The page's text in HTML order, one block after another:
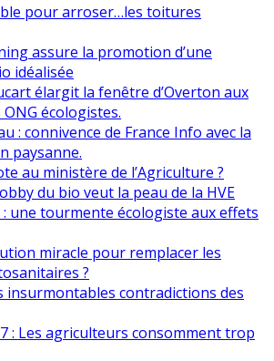
pour arroser…les toitures
assure la promotion d’une
idéalisée
élargit la fenêtre d’Overton aux
écologistes.
: connivence de France Info avec la
paysanne.
au ministère de l’Agriculture ?
du bio veut la peau de la HVE
: une tourmente écologiste aux effets
miracle pour remplacer les
?
insurmontables contradictions des
: Les agriculteurs consomment trop